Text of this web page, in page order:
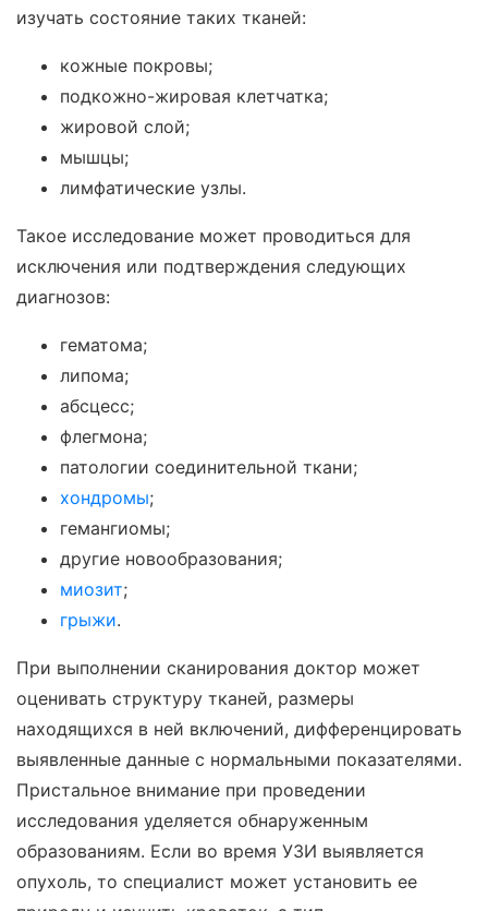
изучать состояние таких тканей:
кожные покровы;
подкожно-жировая клетчатка;
жировой слой;
мышцы;
лимфатические узлы.
Такое исследование может проводиться для
исключения или подтверждения следующих
диагнозов:
гематома;
липома;
абсцесс;
флегмона;
патологии соединительной ткани;
хондромы;
гемангиомы;
другие новообразования;
миозит;
грыжи.
При выполнении сканирования доктор может
оценивать структуру тканей, размеры
находящихся в ней включений, дифференцировать
выявленные данные с нормальными показателями.
Пристальное внимание при проведении
исследования уделяется обнаруженным
образованиям. Если во время УЗИ выявляется
опухоль, то специалист может установить ее